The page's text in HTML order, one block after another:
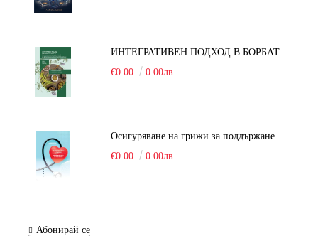
ИНТЕГРАТИВЕН ПОДХОД В БОРБАТА С COVID-19: От патогенезата на Sars-Cov-2 до фитомедицината и етноботаниката. Антивирусна активност и терапевтичен потенциал на българските лечебни растения
€0.00
0.00лв.
€0.00
0.00лв.
Абонирай се